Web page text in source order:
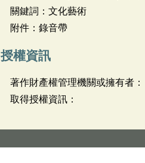
關鍵詞：文化藝術
附件：錄音帶
授權資訊
著作財產權管理機關或擁有者：
取得授權資訊：